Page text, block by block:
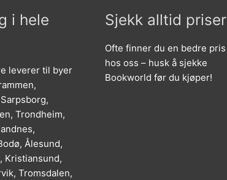
i hele
leverer til byer
Trondheim,
Ålesund,
Kristiansund,
Tromsdalen,
Sjekk alltid priser
Ofte finner du en bedre pris
hos oss – husk å sjekke
Bookworld før du kjøper!